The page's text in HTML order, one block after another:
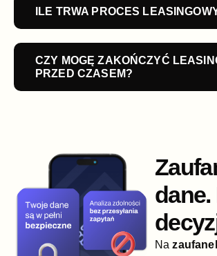
ILE TRWA PROCES
CZY MOGĘ ZAKOŃCZYĆ
PRZED CZASEM?
dane.
Na